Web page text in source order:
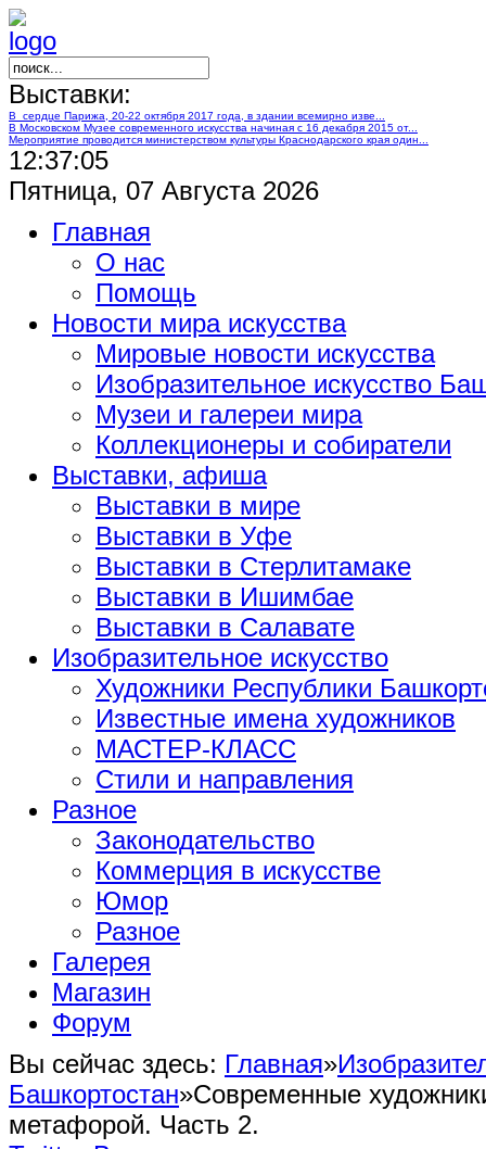
Выставки:
В сердце Парижа, 20-22 октября 2017 года, в здании всемирно изве...
В Московском Музее современного искусства начиная с 16 декабря 2015 от...
Мероприятие проводится министерством культуры Краснодарского края один...
12:37:06
Пятница, 07 Августа 2026
Главная
О нас
Помощь
Новости мира искусства
Мировые новости искусства
Изобразительное искусство
Музеи и галереи мира
Коллекционеры и собиратели
Выставки, афиша
Выставки в мире
Выставки в Уфе
Выставки в Стерлитамаке
Выставки в Ишимбае
Выставки в Салавате
Изобразительное искусство
Художники Республики
Известные имена художников
МАСТЕР-КЛАСС
Стили и направления
Разное
Законодательство
Коммерция в искусстве
Юмор
Разное
Галерея
Магазин
Форум
Вы сейчас здесь: Главная»
Башкортостан»Современные
метафорой. Часть 2.